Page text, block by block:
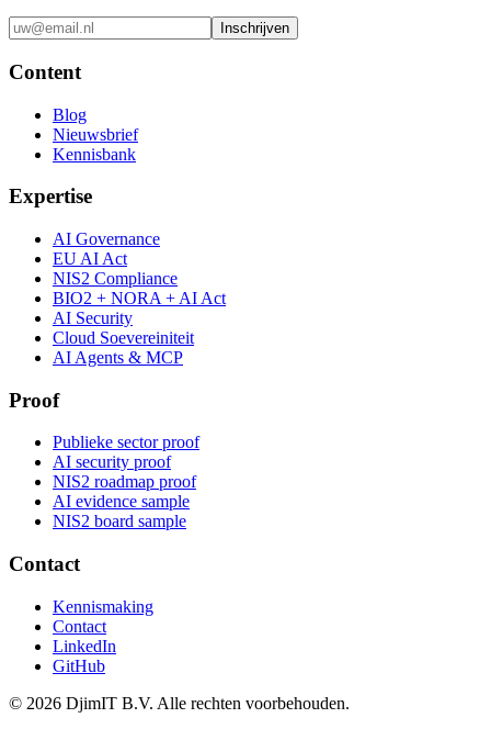
Inschrijven
Content
Blog
Nieuwsbrief
Kennisbank
Expertise
AI Governance
EU AI Act
NIS2 Compliance
BIO2 + NORA + AI Act
AI Security
Cloud Soevereiniteit
AI Agents & MCP
Proof
Publieke sector proof
AI security proof
NIS2 roadmap proof
AI evidence sample
NIS2 board sample
Contact
Kennismaking
Contact
LinkedIn
GitHub
© 2026 DjimIT B.V. Alle rechten voorbehouden.